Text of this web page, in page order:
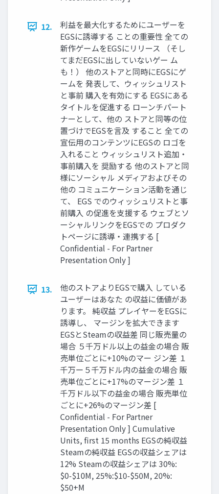
12.
利益を最大化するためにユーザーを
EGSに誘導する ことの重要性 全ての
新作ゲームをEGSにリリース （そし
てまだEGSに出していないゲー ム
も！） 他のストアと同時にEGSにゲ
ームを 発表して、ウィッシュリスト
と事前 購入を有効にする EGSにある
タイトルを促進する ローンチパート
ナーとして、他の ストアと同等の位
置づけでEGSを言及 すること 全ての
宣伝用のコンテンツにEGSの ロゴを
入れること ウィッシュリスト追加・
事前購入を 奨励する 他のストアと同
様にソーシャル メディアおよびその
他の コミュニケーション活動を通じ
て、 EGS でのウィッシュリストと事
前購入 の促進を支援する ウェブとソ
ーシャルリンクをEGSでの プロダク
トページに誘導・連携する [
Confidential - For Partner
Presentation Only ]
13.
他のストアよりEGSで購入 している
ユーザーはあなた の収益に価値があ
ります。 純収益 プレイヤーをEGSに
誘導し、 マージンを拡大できます
EGSとSteamの収益差 同じ販売量の
場合 ５千万ドル以上の益金の場合 販
売単位ごとに+10%のマー ジン差 １
千万ー５千万ドル内の益金の場合 販
売単位ごとに+17%のマージン差 １
千万ドル以下の益金の場合 販売単位
ごとに+26%のマージン差 [
Confidential - For Partner
Presentation Only ] Cumulative
Units, first 15 months EGSの純収益
Steamの純収益 EGSの収益シェアは
12% Steamの収益シェアは 30%:
$0-$10M, 25%:$10-$50M, 20%:
$50+M